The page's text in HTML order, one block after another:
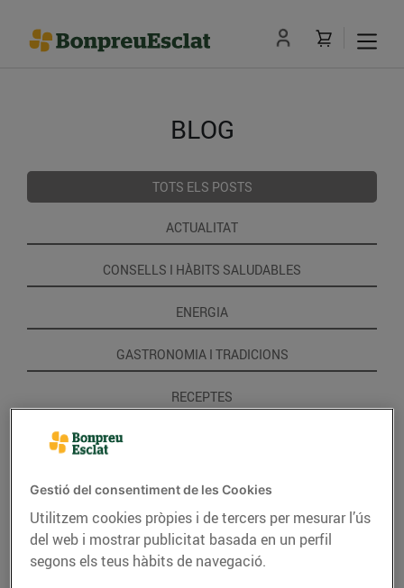
BLOG
TOTS ELS POSTS
ACTUALITAT
CONSELLS I HÀBITS SALUDABLES
ENERGIA
GASTRONOMIA I TRADICIONS
RECEPTES
Gestió del consentiment de les Cookies
Utilitzem cookies pròpies i de tercers per mesurar l’ús
del web i mostrar publicitat basada en un perfil
segons els teus hàbits de navegació.